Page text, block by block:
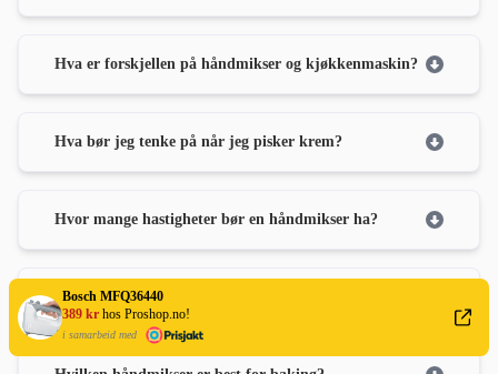
Bosch MFQ36440
389 kr hos Proshop.no!
i samarbeid med
Hva er forskjellen på håndmikser og kjøkkenmaskin?
Hva bør jeg tenke på når jeg pisker krem?
Hvor mange hastigheter bør en håndmikser ha?
Hva er Turbo-knappen på håndmikser til?